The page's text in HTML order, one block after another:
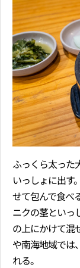
ふっくら太った
いっしょに出す
せて包んで食べ
ニクの茎といっ
の上にかけて混
や南海地域では
れる。